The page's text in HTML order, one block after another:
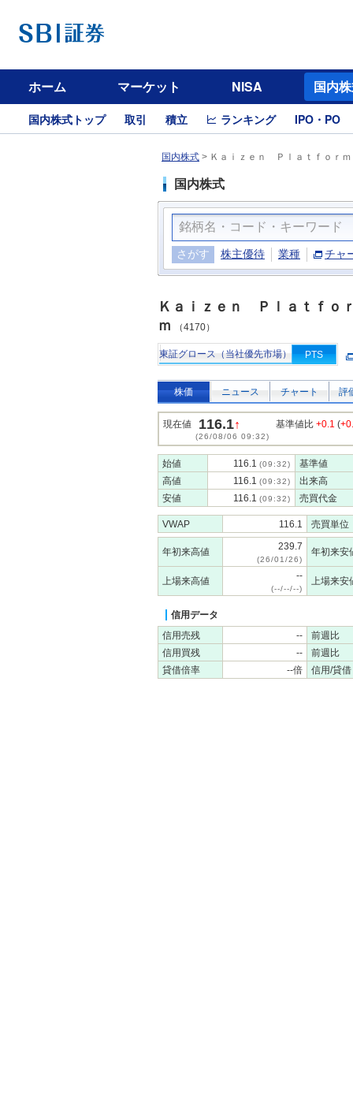
ホーム マーケット NISA 国内
国内株式トップ 取引 積立 ランキング IPO・PO
国内株式 > Ｋａｉｚｅｎ Ｐｌａｔｆｏｒ
国内株式
さがす 株主優待 業種 チャ
Ｋａｉｚｅｎ Ｐｌａｔｆｏ
ｍ
（4170）
東証グロース（当社優先市場） PTS
株価 ニュース チャート 評
現在値 116.1↑
(26/08/06 09:32)
基準値比 +0.1 (
始値 116.1 (09:32)
基準値
高値
116.1 (09:32)
出来高
安値
116.1 (09:32) 売買代金
VWAP 116.1 売買単位
年初来高値 239.7
(26/01/26)
年初来安
上場来高値 --
(--/--/--)
上場来安
信用データ
信用売残
--
前週比
信用買残
--
前週比
貸借倍率
--倍 信用/貸借